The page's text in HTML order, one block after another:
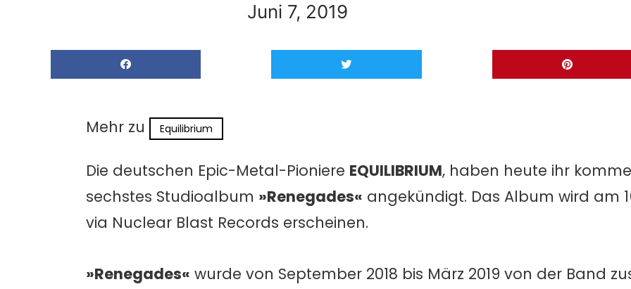
Juni 7, 2019
Mehr zu Equilibrium
Die deutschen Epic-Metal-Pioniere EQUILIBRIUM, haben heute ihr
sechstes Studioalbum »Renegades« angekündigt. Das Album wird am
via Nuclear Blast Records erscheinen.
»Renegades« wurde von September 2018 bis März 2019 von der Band